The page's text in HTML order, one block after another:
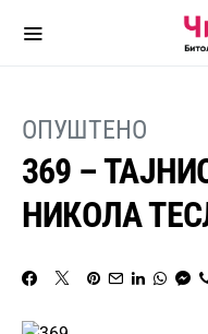
ОПУШТЕНО
369 –
НИКОЛА